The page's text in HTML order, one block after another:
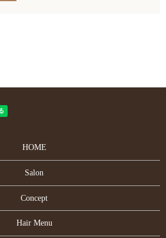
HOME
Salon
Concept
Hair Menu